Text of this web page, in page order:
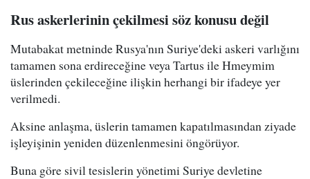
Rus askerlerinin çekilmesi söz konusu değil
Mutabakat metninde Rusya'nın Suriye'deki askeri varlığını
tamamen sona erdireceğine veya Tartus ile Hmeymim
üslerinden çekileceğine ilişkin herhangi bir ifadeye yer
verilmedi.
Aksine anlaşma, üslerin tamamen kapatılmasından ziyade
işleyişinin yeniden düzenlenmesini öngörüyor.
Buna göre sivil tesislerin yönetimi Suriye devletine